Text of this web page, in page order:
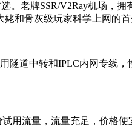
选。老牌SSR/V2Ray机场，
和骨灰级玩家科学上网的
用隧道中转和IPLC内网专线
试用流量，流量充足，价格